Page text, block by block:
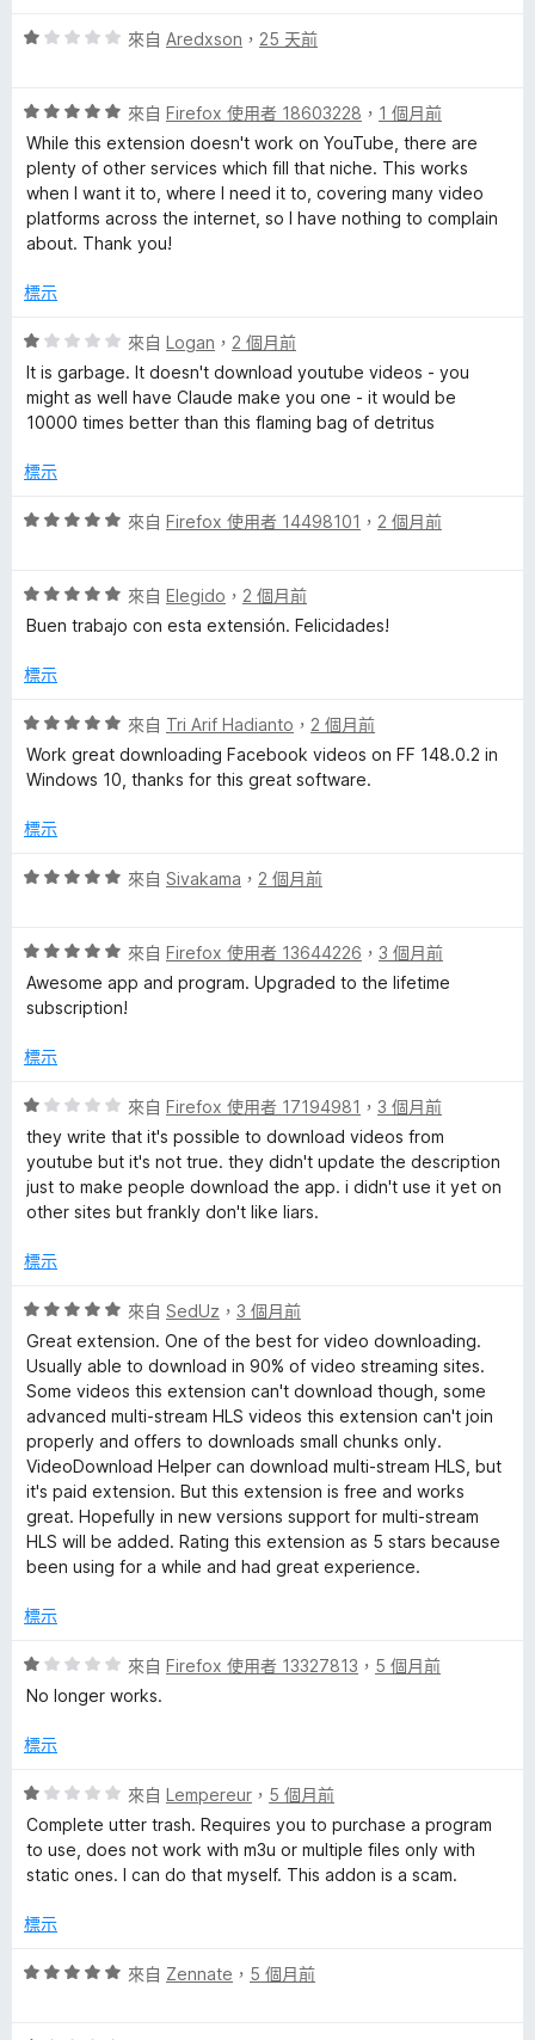
e
s
s
o
n
l
的
評
論
分
評
分
，
滿
分
5
分
來自 Aredxson ， 25 天前
評
價
5
分
，
滿
5
來自 Firefox 使用者 18603228 ， 1 個月前
While this extension doesn't work on YouTube, there are
plenty of other services which fill that niche. This works
when I want it to, where I need it to, covering many video
platforms across the internet, so I have nothing to complain
about. Thank you!
標示
評
價
1
分
滿
5
來自 Logan ， 2 個月前
It is garbage. It doesn't download youtube videos - you
might as well have Claude make you one - it would be
10000 times better than this flaming bag of detritus
標示
評
分
，
分
分
來自 Firefox 使用者 14498101 ， 2 個月前
評
價
分
滿
分
5
來自 Elegido ， 2 個月前
Buen trabajo con esta extensión. Felicidades!
標示
評
價
5
，
分
來自 Tri Arif Hadianto ， 2 個月前
Work great downloading Facebook videos on FF 148.0.2 in
Windows 10, thanks for this great software.
標示
評
分
，
滿
5
來自 Sivakama ， 2 個月前
評
價
5
，
分
5
來自 Firefox 使用者 13644226 ， 3 個月前
Awesome app and program. Upgraded to the lifetime
subscription!
標示
評
價
1
分
，
分
分
來自 Firefox 使用者 17194981 ， 3 個月前
they write that it's possible to download videos from
youtube but it's not true. they didn't update the description
just to make people download the app. i didn't use it yet on
other sites but frankly don't like liars.
標示
評
價
5
分
，
滿
分
5
分
來自 SedUz ， 3 個月前
Great extension. One of the best for video downloading.
Usually able to download in 90% of video streaming sites.
Some videos this extension can't download though, some
advanced multi-stream HLS videos this extension can't join
properly and offers to downloads small chunks only.
VideoDownload Helper can download multi-stream HLS, but
it's paid extension. But this extension is free and works
great. Hopefully in new versions support for multi-stream
HLS will be added. Rating this extension as 5 stars because
been using for a while and had great experience.
標示
評
價
分
滿
分
5
分
來自 Firefox 使用者 13327813 ， 5 個月前
No longer works.
標示
評
價
1
分
滿
5
來自 Lempereur ， 5 個月前
Complete utter trash. Requires you to purchase a program
to use, does not work with m3u or multiple files only with
static ones. I can do that myself. This addon is a scam.
標示
評
來自 Zennate ， 5 個月前